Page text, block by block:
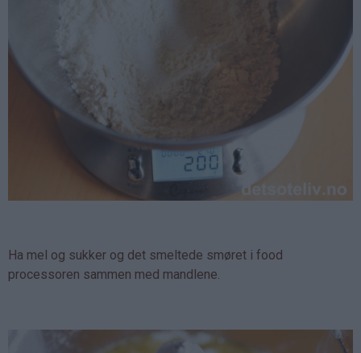
Ha mel og sukker og det smeltede smøret i food
processoren sammen med mandlene.